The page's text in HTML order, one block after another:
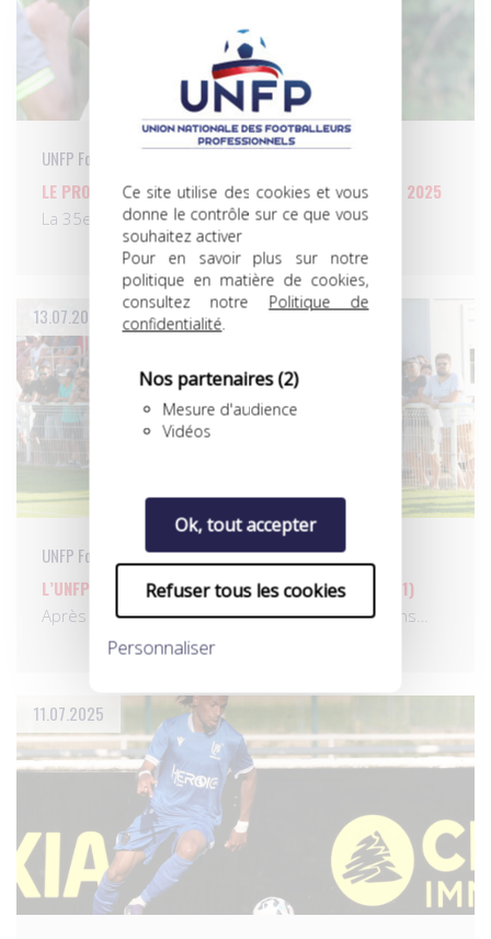
Ce site utilise des cookies et vous
donne le contrôle sur ce que vous
souhaitez activer
Pour en savoir plus sur notre
politique en matière de cookies,
consultez notre Politique de
confidentialité.
Nos partenaires(2)
Mesure d'audience
Vidéos
Ok, tout accepter
Refuser tous les cookies
Personnaliser
UNFP Football Club
LE PROGRAMME DE LA SEMAINE DU 14 AU 20 JUILLET 2025
La 35e édition de l’UNFP Football Club…
13.07.2025
UNFP Football Club
L’UNFP FC S’INCLINE DE JUSTESSE FACE AU MANS (2-1)
Après un premier match concluant face à Orléans…
11.07.2025